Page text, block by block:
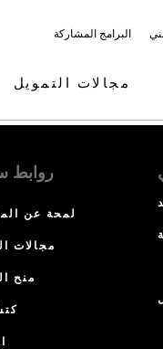
البرامج المشاركة
مجالات التمويل
روابط
لمحة عن
مجالات
منح